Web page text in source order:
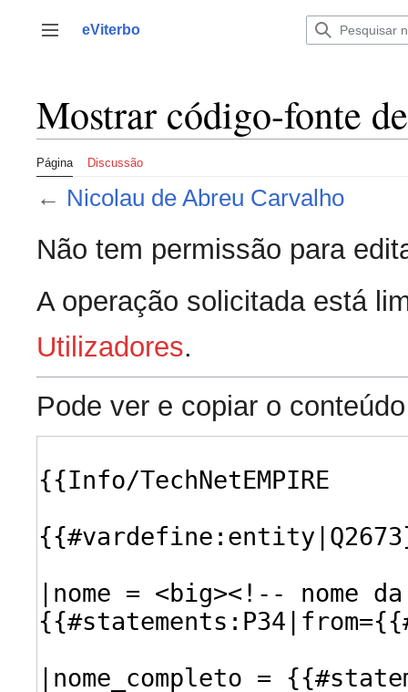
para
Alternar barra lateral
eViterbo
Mostrar código-fonte
Página Discussão
← Nicolau de Abreu Carvalho
Não tem permissão para
A operação solicitada está
Utilizadores.
Pode ver e copiar o